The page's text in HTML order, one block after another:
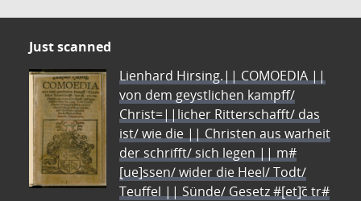
Just scanned
Lienhard Hirsing.|| COMOEDIA ||
von dem geystlichen kampff/
Christ=||licher Ritterschafft/ das
ist/ wie die || Christen aus warheit
der schrifft/ sich legen || m#
[ue]ssen/ wider die Heel/ Todt/
Teuffel || Sünde/ Gesetz #[et]c̃ tr#